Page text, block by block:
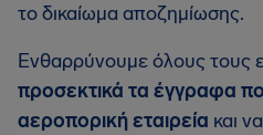
το δικαίωμα αποζημίωσης.
Ενθαρρύνουμε όλους τους
προσεκτικά τα έγγραφα
αεροπορική εταιρεία και